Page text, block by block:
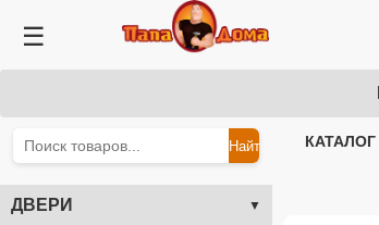
☰
Найти
ДВЕРИ ▼
КАТАЛОГ